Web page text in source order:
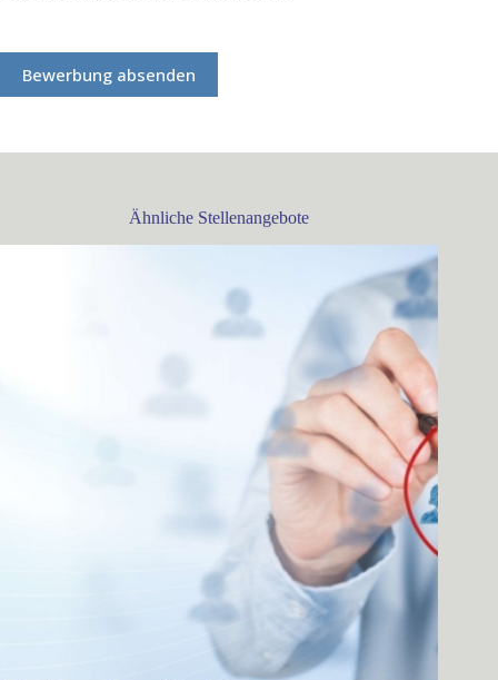
Ähnliche Stellenangebote